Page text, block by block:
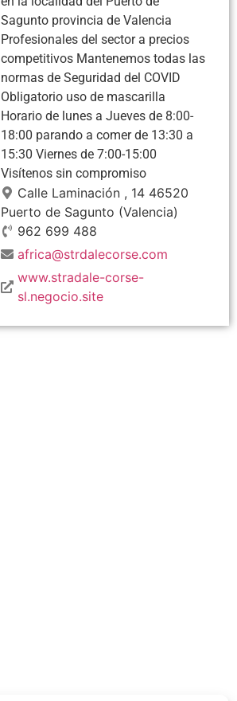
Sagunto provincia de Valencia
Profesionales del sector a precios
competitivos Mantenemos todas las
normas de Seguridad del COVID
Obligatorio uso de mascarilla
Horario de lunes a Jueves de 8:00-
18:00 parando a comer de 13:30 a
15:30 Viernes de 7:00-15:00
Visítenos sin compromiso
Calle Laminación , 14 46520
Puerto de Sagunto (Valencia)
962 699 488
africa@strdalecorse.com
www.stradale-corse-
sl.negocio.site